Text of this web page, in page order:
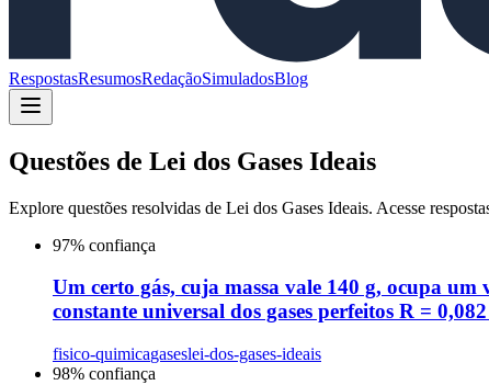
RespostasResumosRedaçãoSimuladosBlog
Questões de Lei dos Gases Ideais
Explore questões resolvidas de Lei dos Gases Ideais. Acesse
97% confiança
Um certo gás, cuja massa vale 140 g, ocupa
constante universal dos gases perfeitos R =
fisico-quimicagaseslei-dos-gases-ideais
98% confiança